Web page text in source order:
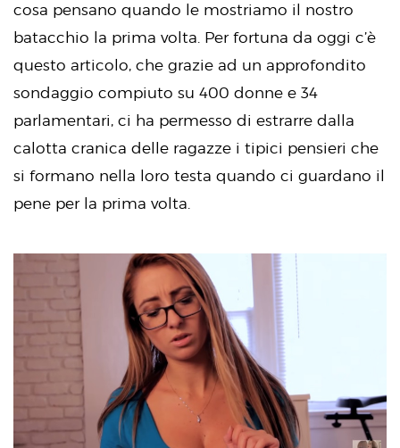
cosa pensano quando le mostriamo il nostro
batacchio la prima volta. Per fortuna da oggi c’è
questo articolo, che grazie ad un approfondito
sondaggio compiuto su 400 donne e 34
parlamentari, ci ha permesso di estrarre dalla
calotta cranica delle ragazze i tipici pensieri che
si formano nella loro testa quando ci guardano il
pene per la prima volta.